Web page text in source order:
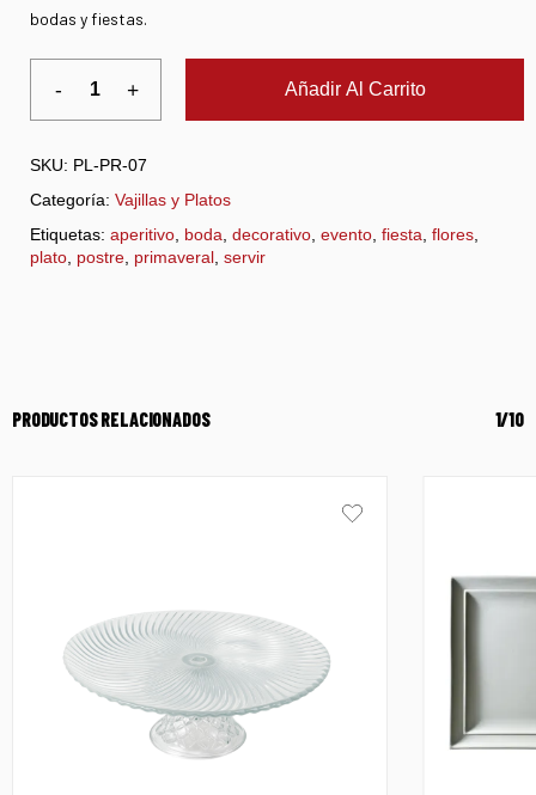
bodas y fiestas.
Añadir Al Carrito
SKU: PL-PR-07
Categoría: Vajillas y Platos
Etiquetas: aperitivo boda decorativo evento fiesta flores
plato postre primaveral servir
PRODUCTOS RELACIONADOS 1/10